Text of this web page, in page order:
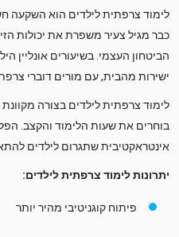
לימוד צרפתית לילדים הוא השקעה
כבר מגיל צעיר משפרת את יכולות
הביטחון העצמי. בשיעורים אונליין
ישירות מהבית, עם מורים דוברי
לימוד צרפתית לילדים בצורה
בוחרים את שעות הלימוד והקצב.
אינטראקטיבית שתגרום לילדים
יתרונות לימוד צרפתית לילדים:
פיתוח קוגניטיבי מהיר יותר